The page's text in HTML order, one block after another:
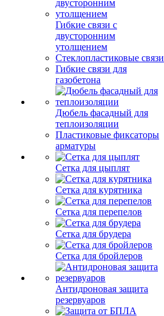
Гибкие связи с
двусторонним
утолщением
Стеклопластиковые связи
Гибкие связи для
газобетона
Дюбель фасадный для
теплоизоляции
Пластиковые фиксаторы
арматуры
Сетка для цыплят
Сетка для курятника
Сетка для перепелов
Сетка для брудера
Сетка для бройлеров
Антидроновая защита
резервуаров